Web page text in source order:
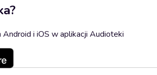
Android i iOS w aplikacji Audioteki